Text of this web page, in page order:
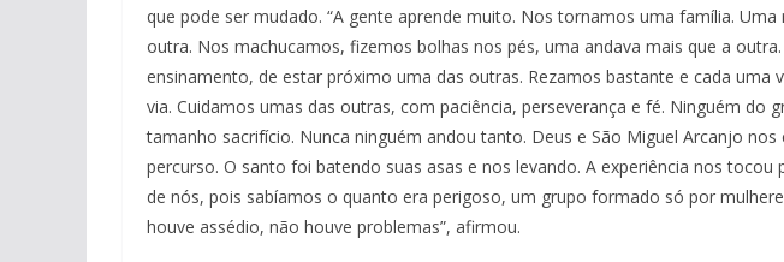
que pode ser mudado. “A gente aprende muito. Nos tornamos uma família.
outra. Nos machucamos, fizemos bolhas nos pés, uma andava mais que a
ensinamento, de estar próximo uma das outras. Rezamos bastante e cada uma
via. Cuidamos umas das outras, com paciência, perseverança e fé. Ninguém do
tamanho sacrifício. Nunca ninguém andou tanto. Deus e São Miguel Arcanjo
percurso. O santo foi batendo suas asas e nos levando. A experiência nos tocou
de nós, pois sabíamos o quanto era perigoso, um grupo formado só por
houve assédio, não houve problemas”, afirmou.